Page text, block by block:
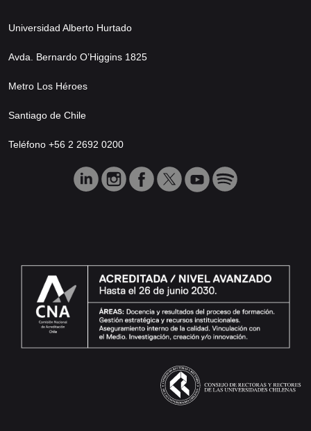
Universidad Alberto Hurtado
Avda. Bernardo O’Higgins 1825
Metro Los Héroes
Santiago de Chile
Teléfono +56 2 2692 0200